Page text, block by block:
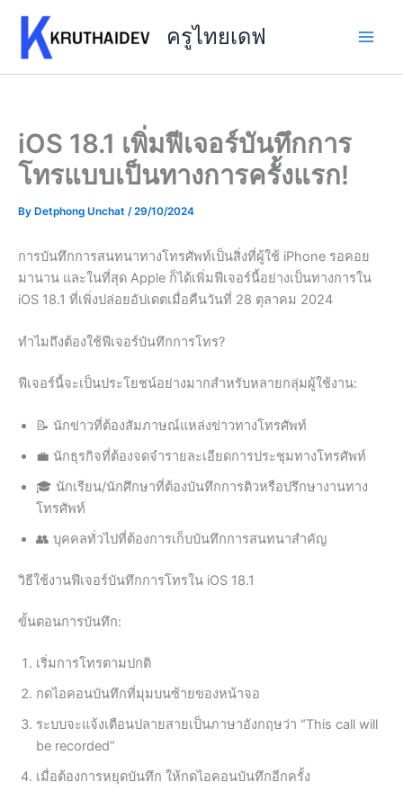
content
ครูไทยเดฟ
iOS 18.1 เพิ่มฟีเจอร์บันทึกการ
โทรแบบเป็นทางการครั้งแรก!
By Detphong Unchat /29/10/2024
การบันทึกการสนทนาทางโทรศัพท์เป็นสิ่งที่ผู้ใช้ iPhone รอคอย
มานาน และในที่สุด Apple ก็ได้เพิ่มฟีเจอร์นี้อย่างเป็นทางการใน
iOS 18.1 ที่เพิ่งปล่อยอัปเดตเมื่อคืนวันที่ 28 ตุลาคม 2024
ทำไมถึงต้องใช้ฟีเจอร์บันทึกการโทร?
ฟีเจอร์นี้จะเป็นประโยชน์อย่างมากสำหรับหลายกลุ่มผู้ใช้งาน:
📝 นักข่าวที่ต้องสัมภาษณ์แหล่งข่าวทางโทรศัพท์
💼 นักธุรกิจที่ต้องจดจำรายละเอียดการประชุมทางโทรศัพท์
🎓 นักเรียน/นักศึกษาที่ต้องบันทึกการติวหรือปรึกษางานทาง
โทรศัพท์
👥 บุคคลทั่วไปที่ต้องการเก็บบันทึกการสนทนาสำคัญ
วิธีใช้งานฟีเจอร์บันทึกการโทรใน iOS 18.1
ขั้นตอนการบันทึก:
เริ่มการโทรตามปกติ
กดไอคอนบันทึกที่มุมบนซ้ายของหน้าจอ
ระบบจะแจ้งเตือนปลายสายเป็นภาษาอังกฤษว่า “This call will
be recorded”
เมื่อต้องการหยุดบันทึก ให้กดไอคอนบันทึกอีกครั้ง